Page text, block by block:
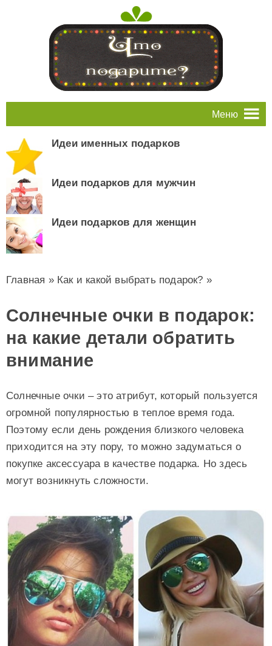
Меню
Идеи именных подарков
Идеи подарков для мужчин
Идеи подарков для женщин
Главная » Как и какой выбрать подарок? »
Солнечные очки в подарок:
на какие детали обратить
внимание
Солнечные очки – это атрибут, который пользуется
огромной популярностью в теплое время года.
Поэтому если день рождения близкого человека
приходится на эту пору, то можно задуматься о
покупке аксессуара в качестве подарка. Но здесь
могут возникнуть сложности.